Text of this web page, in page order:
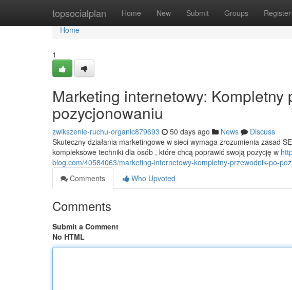
topsocialplan Home New Submit Groups Register
Home
Home
1
Marketing internetowy: Kompletny
pozycjonowaniu
zwikszenie-ruchu-organic879693 50 days ago News
Discuss
Skuteczny działania marketingowe w sieci wymaga zrozumienia zasad
kompleksowe techniki dla osób , które chcą poprawić swoją pozycję w
blog.com/40584063/marketing-internetowy-kompletny-przewodnik-po-
Comments
Who Upvoted
Comments
Submit a Comment
No HTML